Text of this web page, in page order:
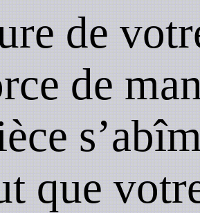
de
de
que